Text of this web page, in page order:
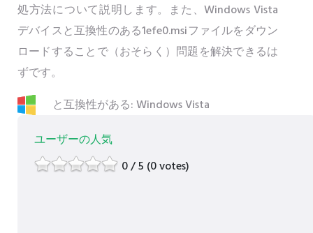
処方法について説明します。また、Windows Vista
デバイスと互換性のある1efe0.msiファイルをダウン
ロードすることで（おそらく）問題を解決できるは
ずです。
と互換性がある: Windows Vista
ユーザーの人気
0 / 5 (0 votes)